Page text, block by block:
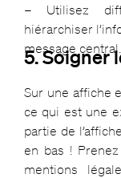
– Utilisez
hiérarchiser
message central.
5. Soigner
Sur une affiche
ce qui est une
partie de
en bas !
mentions